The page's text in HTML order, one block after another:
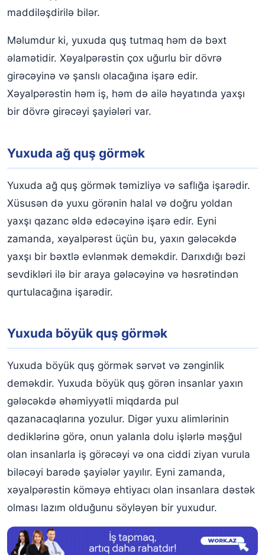
maddiləşdirilə bilər.
Məlumdur ki, yuxuda quş tutmaq həm də bəxt
əlamətidir. Xəyalpərəstin çox uğurlu bir dövrə
girəcəyinə və şanslı olacağına işarə edir.
Xəyalpərəstin həm iş, həm də ailə həyatında yaxşı
bir dövrə girəcəyi şayiələri var.
Yuxuda ağ quş görmək
Yuxuda ağ quş görmək təmizliyə və saflığa işarədir.
Xüsusən də yuxu görənin halal və doğru yoldan
yaxşı qazanc əldə edəcəyinə işarə edir. Eyni
zamanda, xəyalpərəst üçün bu, yaxın gələcəkdə
yaxşı bir bəxtlə evlənmək deməkdir. Darıxdığı bəzi
sevdikləri ilə bir araya gələcəyinə və həsrətindən
qurtulacağına işarədir.
Yuxuda böyük quş görmək
Yuxuda böyük quş görmək sərvət və zənginlik
deməkdir. Yuxuda böyük quş görən insanlar yaxın
gələcəkdə əhəmiyyətli miqdarda pul
qazanacaqlarına yozulur. Digər yuxu alimlərinin
dediklərinə görə, onun yalanla dolu işlərlə məşğul
olan insanlarla iş görəcəyi və ona ciddi ziyan vurula
biləcəyi barədə şayiələr yayılır. Eyni zamanda,
xəyalpərəstin köməyə ehtiyacı olan insanlara dəstək
olması lazım olduğunu söyləyən bir yuxudur.